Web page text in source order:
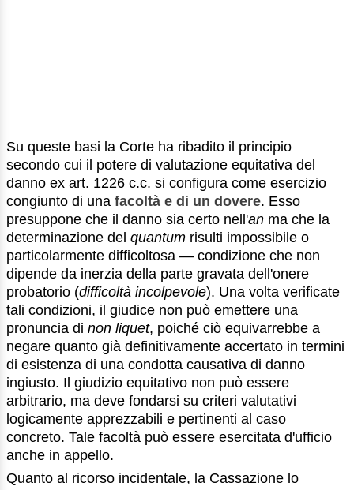
Su queste basi la Corte ha ribadito il principio
secondo cui il potere di valutazione equitativa del
danno ex art. 1226 c.c. si configura come esercizio
congiunto di una facoltà e di un dovere. Esso
presuppone che il danno sia certo nell'an ma che la
determinazione del quantum risulti impossibile o
particolarmente difficoltosa — condizione che non
dipende da inerzia della parte gravata dell'onere
probatorio (difficoltà incolpevole). Una volta verificate
tali condizioni, il giudice non può emettere una
pronuncia di non liquet, poiché ciò equivarrebbe a
negare quanto già definitivamente accertato in termini
di esistenza di una condotta causativa di danno
ingiusto. Il giudizio equitativo non può essere
arbitrario, ma deve fondarsi su criteri valutativi
logicamente apprezzabili e pertinenti al caso
concreto. Tale facoltà può essere esercitata d'ufficio
anche in appello.
Quanto al ricorso incidentale, la Cassazione lo